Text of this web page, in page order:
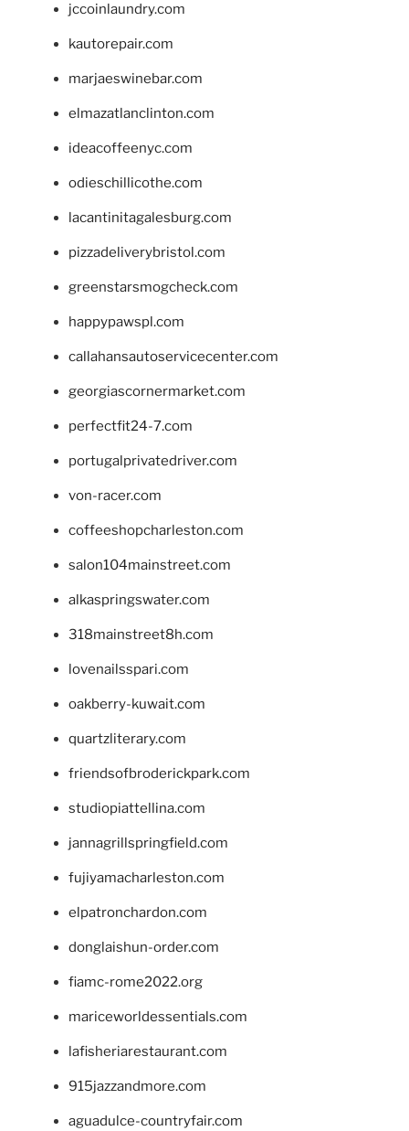
jccoinlaundry.com
kautorepair.com
marjaeswinebar.com
elmazatlanclinton.com
ideacoffeenyc.com
odieschillicothe.com
lacantinitagalesburg.com
pizzadeliverybristol.com
greenstarsmogcheck.com
happypawspl.com
callahansautoservicecenter.com
georgiascornermarket.com
perfectfit24-7.com
portugalprivatedriver.com
von-racer.com
coffeeshopcharleston.com
salon104mainstreet.com
alkaspringswater.com
318mainstreet8h.com
lovenailsspari.com
oakberry-kuwait.com
quartzliterary.com
friendsofbroderickpark.com
studiopiattellina.com
jannagrillspringfield.com
fujiyamacharleston.com
elpatronchardon.com
donglaishun-order.com
fiamc-rome2022.org
mariceworldessentials.com
lafisheriarestaurant.com
915jazzandmore.com
aguadulce-countryfair.com